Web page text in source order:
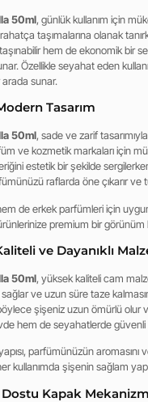
50ml, günlük kullanım için
taşımalarına olanak
hem de ekonomik bir
Özellikle seyahat eden
arada sunar.
Tasarım
50ml, sade ve zarif
ve kozmetik markaları için
estetik bir şekilde
raflarda öne çıkarır ve
de erkek parfümleri için
premium bir görünüm
ve Dayanıklı
50ml, yüksek kaliteli cam
sağlar ve uzun süre taze
şişeniz uzun ömürlü olur
hem de seyahatlerde güvenli
parfümünüzün
kullanımda şişenin sağlam
Dostu Kapak